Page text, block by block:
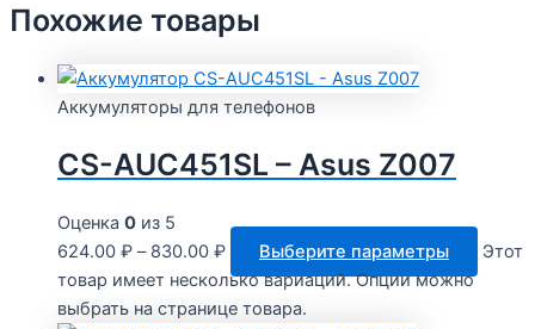
Похожие товары
Аккумуляторы для телефонов
CS-AUC451SL – Asus Z007
Оценка 0 из 5
624.00 ₽ – 830.00 ₽ Выберите параметры
Этот
товар имеет несколько вариаций. Опции можно
выбрать на странице товара.